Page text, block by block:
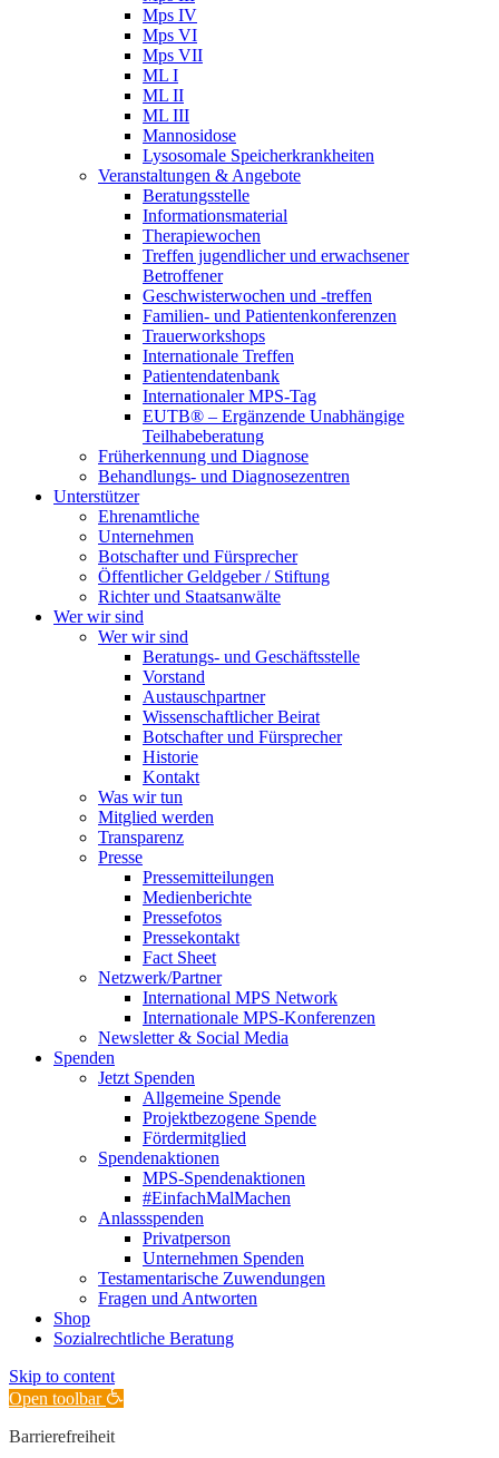
Mps IV
Mps VI
Mps VII
ML I
ML II
ML III
Mannosidose
Lysosomale Speicherkrankheiten
Veranstaltungen & Angebote
Beratungsstelle
Informationsmaterial
Therapiewochen
Treffen jugendlicher und erwachsener
Betroffener
Geschwisterwochen und -treffen
Familien- und Patientenkonferenzen
Trauerworkshops
Internationale Treffen
Patientendatenbank
Internationaler MPS-Tag
EUTB® – Ergänzende Unabhängige
Teilhabeberatung
Früherkennung und Diagnose
Behandlungs- und Diagnosezentren
Unterstützer
Ehrenamtliche
Unternehmen
Botschafter und Fürsprecher
Öffentlicher Geldgeber / Stiftung
Richter und Staatsanwälte
Wer wir sind
Wer wir sind
Beratungs- und Geschäftsstelle
Vorstand
Austauschpartner
Wissenschaftlicher Beirat
Botschafter und Fürsprecher
Historie
Kontakt
Was wir tun
Mitglied werden
Transparenz
Presse
Pressemitteilungen
Medienberichte
Pressefotos
Pressekontakt
Fact Sheet
Netzwerk/Partner
International MPS Network
Internationale MPS-Konferenzen
Newsletter & Social Media
Spenden
Jetzt Spenden
Allgemeine Spende
Projektbezogene Spende
Fördermitglied
Spendenaktionen
MPS-Spendenaktionen
#EinfachMalMachen
Anlassspenden
Privatperson
Unternehmen Spenden
Testamentarische Zuwendungen
Fragen und Antworten
Shop
Sozialrechtliche Beratung
Skip to content
Open toolbar
Barrierefreiheit